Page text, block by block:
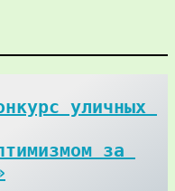
уличных
за